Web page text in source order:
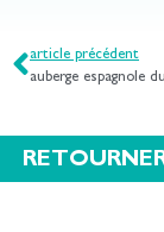
article précédent